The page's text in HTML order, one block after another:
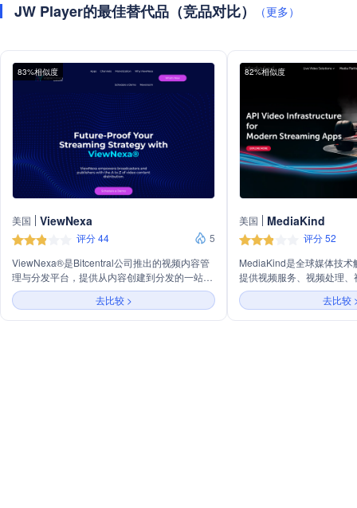
JW Player的最佳替代品（竞品对比） （更多）
83%相似度
美国 ViewNexa
评分 44
5
ViewNexa®是Bitcentral公司推出的视频内容管
理与分发平台，提供从内容创建到分发的一站式
解决方案。它支持多种网站、应用和FAST合作
伙伴的内容分发，简化了OTT/CTV市场的工程复
杂性，加速了上市时间。ViewNexa®提供高质
去比较 >
82%相似度
美国 MediaKind
评分 52
MediaKind是全球媒体技术
提供视频服务、视频处理
云基电视平台等产品与服
作、边缘处理、广告和个
缝的视频体验。MediaKind
去比较